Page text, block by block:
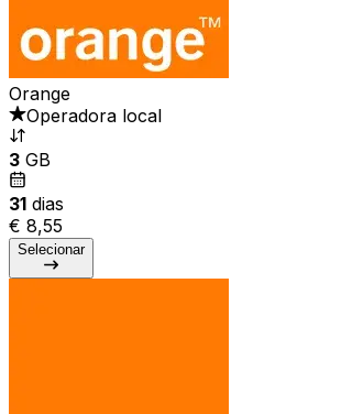
Orange
Operadora local
3 GB
31 dias
€ 8,55
Selecionar